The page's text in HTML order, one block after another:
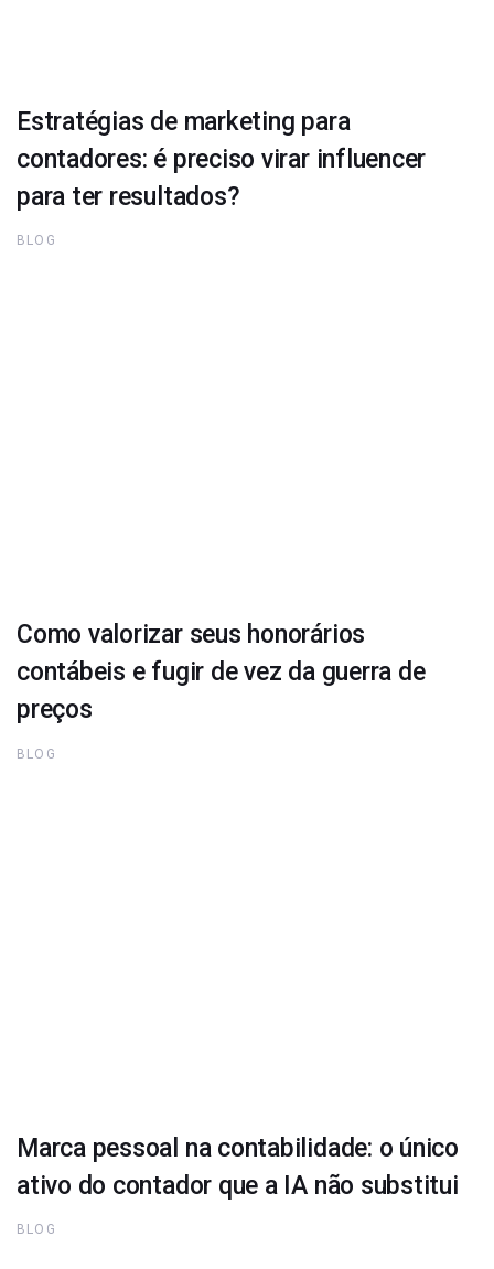
Estratégias de marketing para
contadores: é preciso virar influencer
para ter resultados?
BLOG
Como valorizar seus honorários
contábeis e fugir de vez da guerra de
preços
BLOG
Marca pessoal na contabilidade: o único
ativo do contador que a IA não substitui
BLOG